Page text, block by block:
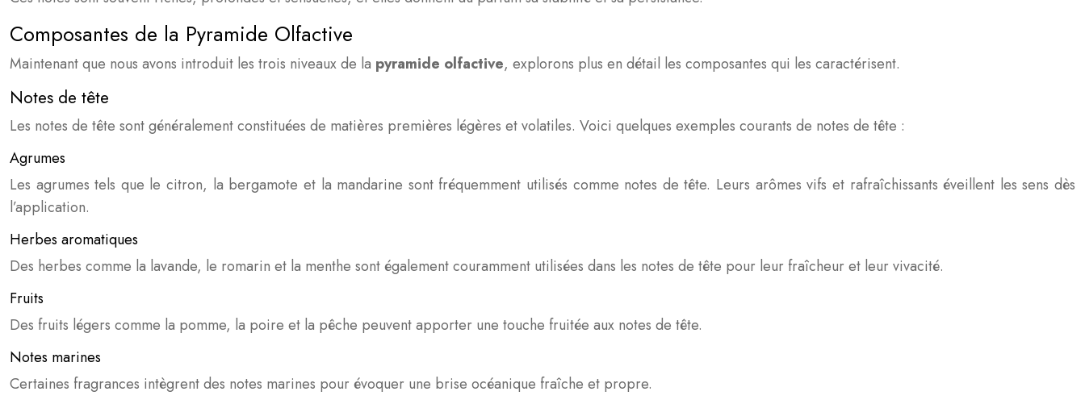
Composantes de la Pyramide Olfactive
Maintenant que nous avons introduit les trois niveaux de la pyramide olfactive, explorons plus en détail les composantes qui les caractérisent.
Notes de tête
Les notes de tête sont généralement constituées de matières premières légères et volatiles. Voici quelques exemples courants de notes de tête :
Agrumes
Les agrumes tels que le citron, la bergamote et la mandarine sont fréquemment utilisés comme notes de tête. Leurs arômes vifs et rafraîchissants éveillent les sens dès
l’application.
Herbes aromatiques
Des herbes comme la lavande, le romarin et la menthe sont également couramment utilisées dans les notes de tête pour leur fraîcheur et leur vivacité.
Fruits
Des fruits légers comme la pomme, la poire et la pêche peuvent apporter une touche fruitée aux notes de tête.
Notes marines
Certaines fragrances intègrent des notes marines pour évoquer une brise océanique fraîche et propre.